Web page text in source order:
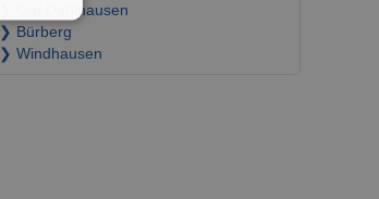
❯ Gut Dahlhausen
❯ Bürberg
❯ Windhausen